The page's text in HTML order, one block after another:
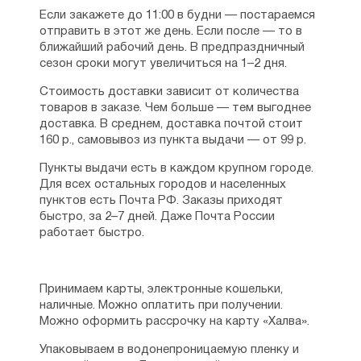
монархистом. Взглядов своих не скрывал
никогда. Увещевал и обличал бунтовщиков
в 1905–6 гг, не стал молчать и в 1917 году.
В храм Покрова на рву приходили
Отцу Иоанну тяжело было пережить
катастрофу, свалившуюся на Родину. К его
словам паства прислушивалась, видя в нем
мудрого и честного духовного наставника.
Для новой власти он был опасен. По этой
причине его пытались очернить, называя
«темным человеком», «антисемитом».
Клевета не возымела должного эффекта.
Последовал арест. После пребывания
Известно, что прихожане собрали
на адвоката для батюшки серьезную
власть не могла оставить столь яркую
Если закажете до 11:00 в будни — постараемся
отправить в этот же день. Если после — то в
ближайший рабочий день. В предпраздничный
сезон сроки могут увеличиться на 1–2 дня.
Стоимость доставки зависит от количества
товаров в заказе. Чем больше — тем выгоднее
доставка. В среднем, доставка почтой стоит
160 р., самовывоз из пункта выдачи — от 99 р.
Пункты выдачи есть в каждом крупном городе.
Для всех остальных городов и населенных
пунктов есть Почта РФ. Заказы приходят
быстро, за 2–7 дней. Даже Почта России
работает быстро.
Принимаем карты, электронные кошельки,
наличные. Можно оплатить при получении.
Можно оформить рассрочку на карту «Халва».
Упаковываем в водонепроницаемую пленку и